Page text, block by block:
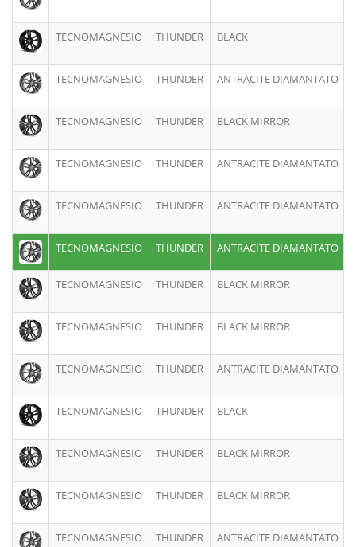
TECNOMAGNESIO THUNDER BLACK
TECNOMAGNESIO THUNDER ANTRACITE DIAMANTATO
TECNOMAGNESIO THUNDER BLACK MIRROR
TECNOMAGNESIO THUNDER ANTRACITE DIAMANTATO
TECNOMAGNESIO THUNDER ANTRACITE DIAMANTATO
TECNOMAGNESIO THUNDER ANTRACITE DIAMANTATO
TECNOMAGNESIO THUNDER BLACK MIRROR
TECNOMAGNESIO THUNDER BLACK MIRROR
TECNOMAGNESIO THUNDER ANTRACITE DIAMANTATO
TECNOMAGNESIO THUNDER BLACK
TECNOMAGNESIO THUNDER BLACK MIRROR
TECNOMAGNESIO THUNDER BLACK MIRROR
TECNOMAGNESIO THUNDER ANTRACITE DIAMANTATO